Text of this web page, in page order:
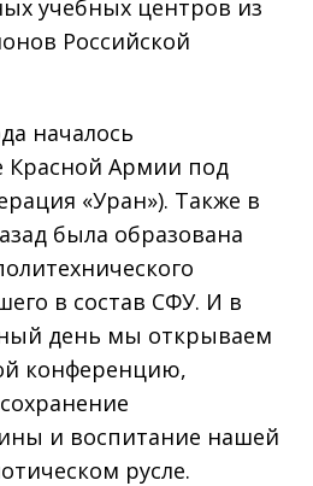
учебных центров из
Российской
началось
Красной Армии под
«Уран»). Также в
была образована
в состав СФУ. И в
день мы открываем
конференцию,
и воспитание нашей
русле.